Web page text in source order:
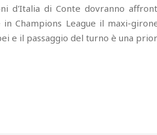
d'Italia di Conte dovranno
in Champions League il maxi-
e il passaggio del turno è una